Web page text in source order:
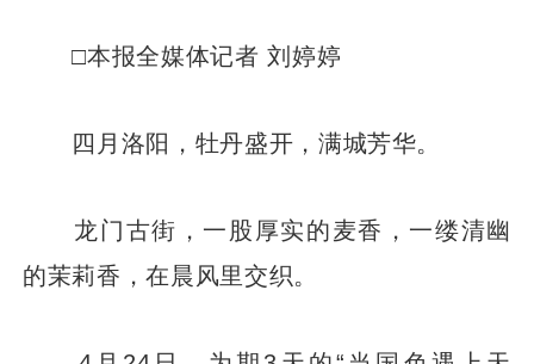
□本报全媒体记者 刘婷婷
四月洛阳，牡丹盛开，满城芳华。
龙门古街，一股厚实的麦香，一缕清幽
的茉莉香，在晨风里交织。